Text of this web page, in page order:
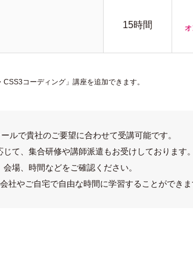
15時間
コーディング」講座を追加できます。
ルで貴社のご要望に合わせて受講可能です。
じて、集合研修や講師派遣もお受けしております。
会場、時間などをご確認ください。
社やご自宅で自由な時間に学習することができま